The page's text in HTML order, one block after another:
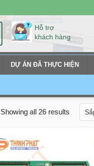
Hỗ trợ
khách hàng
DỰ ÁN ĐÃ THỰC HIỆN
Showing all 26 results